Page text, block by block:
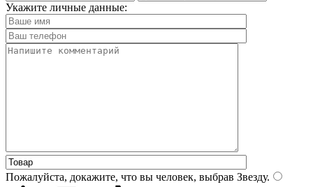
Укажите личные данные:
Пожалуйста, докажите, что вы человек, выбрав Звезду.